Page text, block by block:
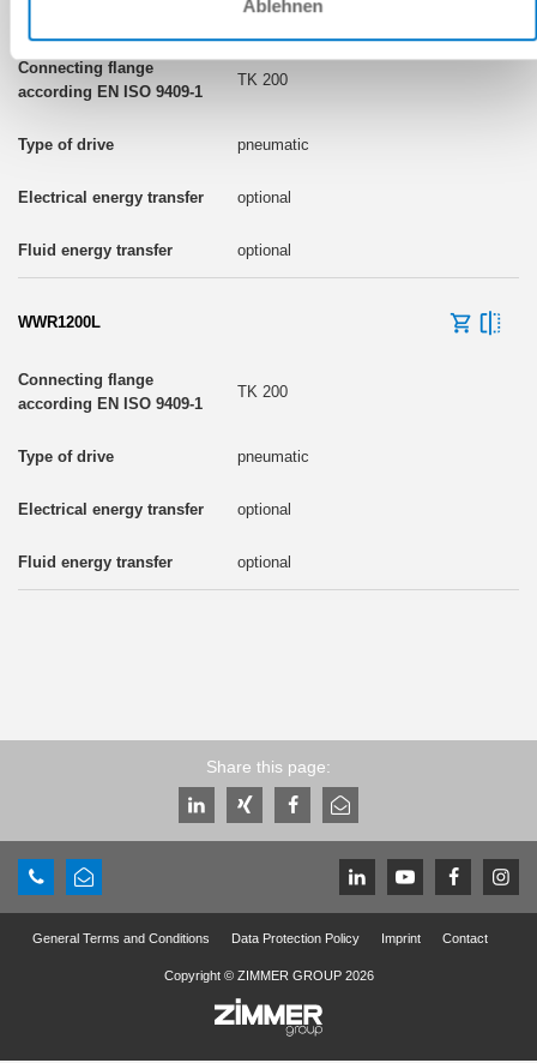
Ablehnen
TK 200
pneumatic
optional
optional
WWR1200L
TK 200
pneumatic
optional
optional
Share this page:
General Terms and Conditions Data Protection Policy Imprint Contact
Copyright © ZIMMER GROUP 2026